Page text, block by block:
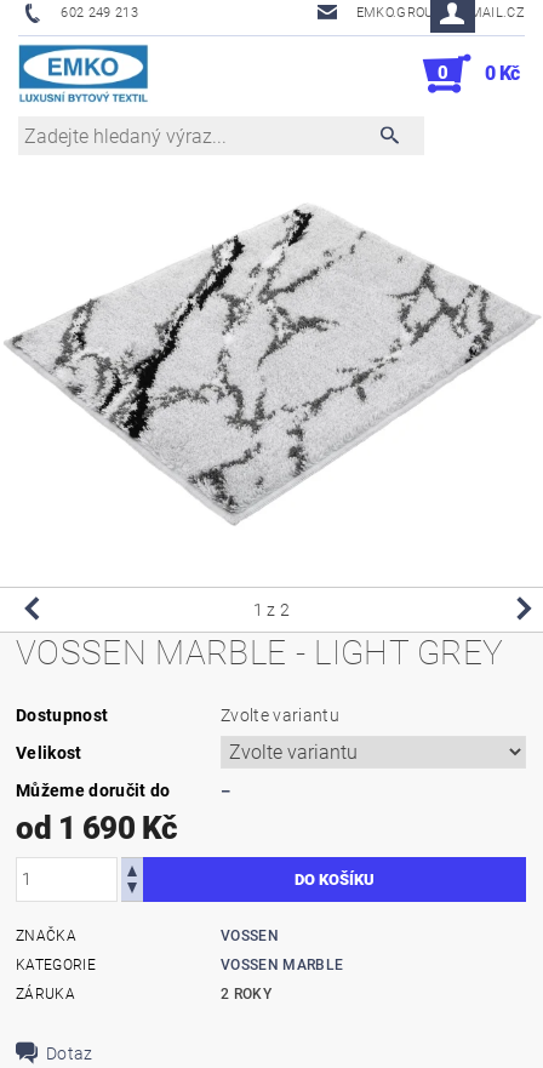
602 249 213 EMKO.GROUSL@EMAIL.CZ
0 0 Kč
1 z 2
VOSSEN MARBLE - LIGHT GREY
Dostupnost
Zvolte variantu
Velikost
Můžeme doručit do
–
od 1 690 Kč
ZNAČKA
VOSSEN
KATEGORIE
VOSSEN MARBLE
ZÁRUKA
2 ROKY
Dotaz